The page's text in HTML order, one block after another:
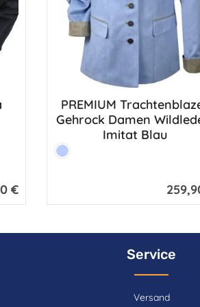
Preis:
€
Produkt Anzahl:
PREMIUM
Gehrock Damen
Imitat Blau
Farbe:
Hellblau
Service
Versand